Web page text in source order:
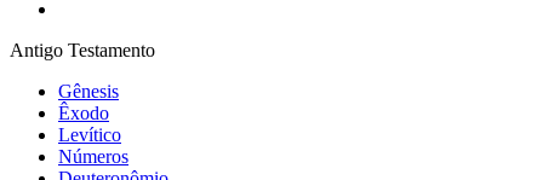
Antigo Testamento
Gênesis
Êxodo
Levítico
Números